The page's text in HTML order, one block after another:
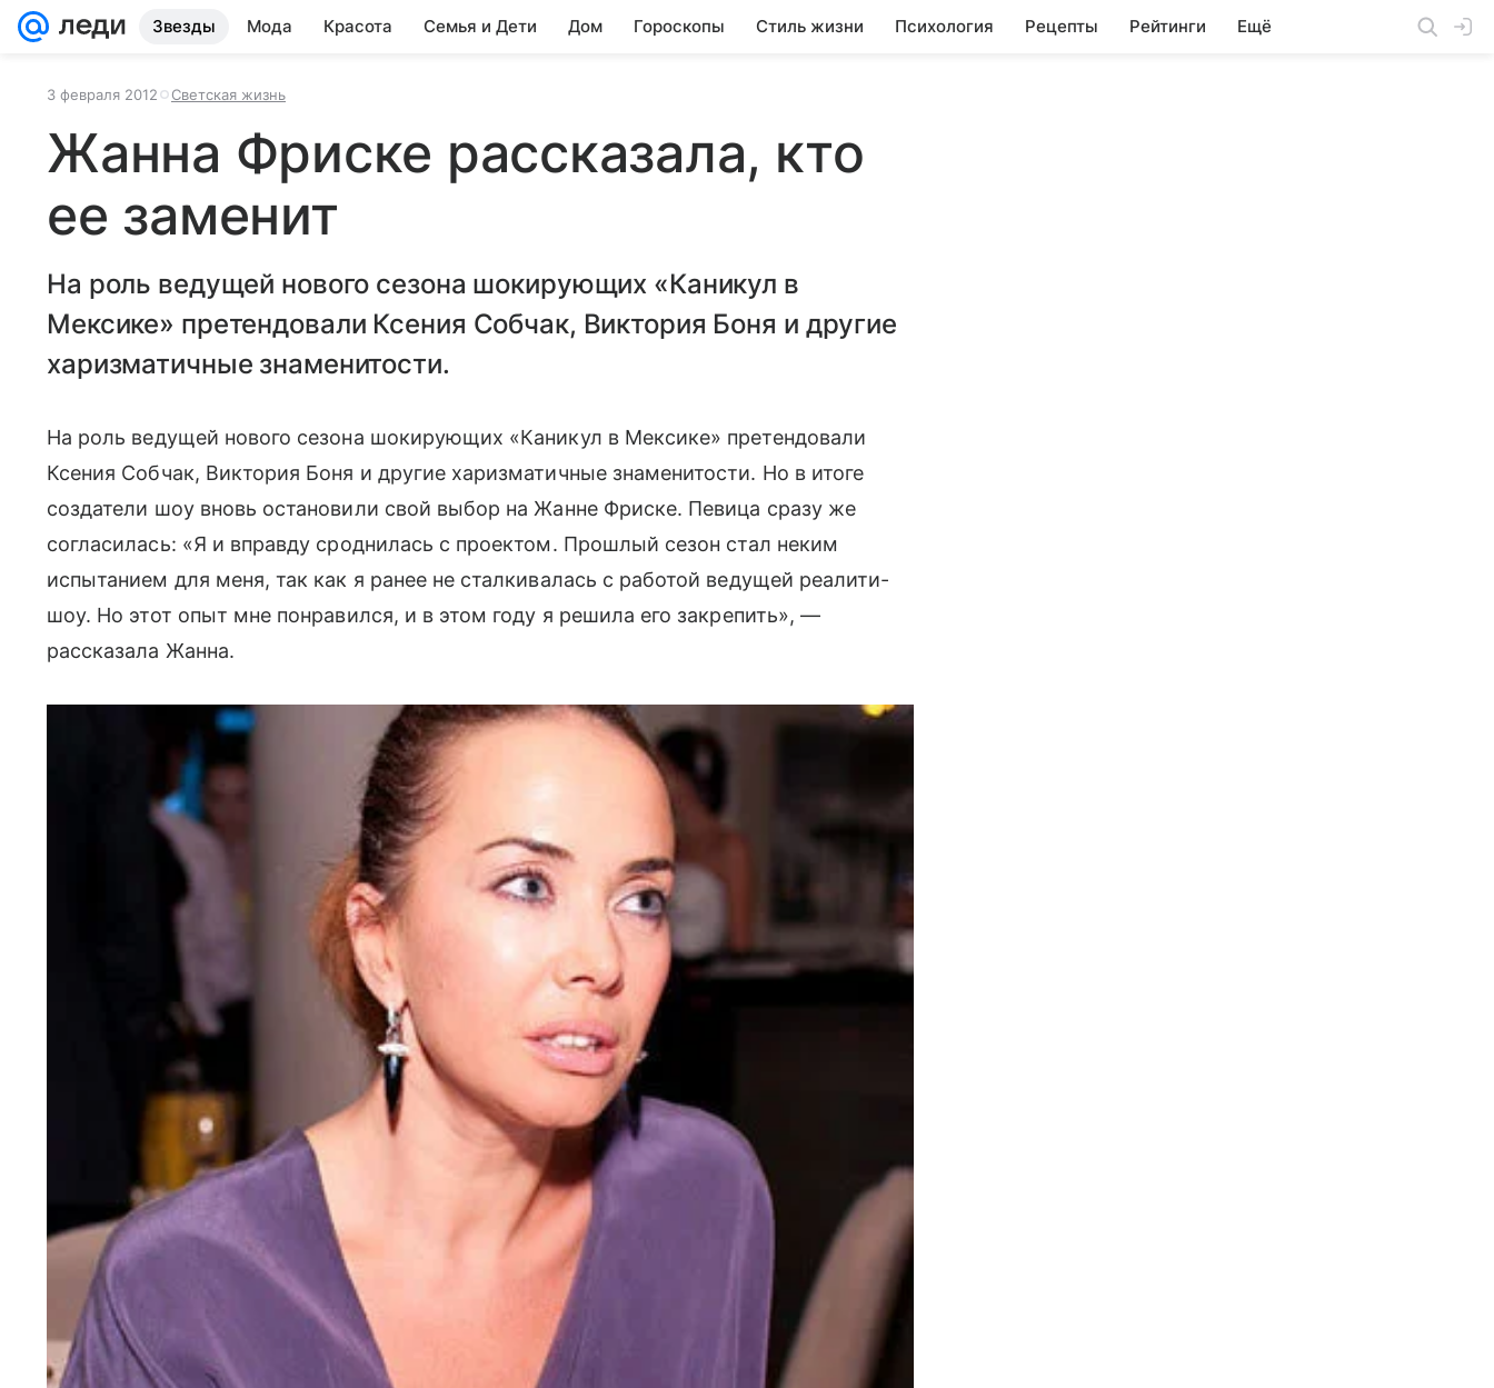
Звезды Мода Красота Семья и Дети Дом Гороскопы Стиль жизни Психология Рецепты Рейтинги Ещё
3 февраля 2012 Светская жизнь
Жанна Фриске рассказала, кто
ее заменит
На роль ведущей нового сезона шокирующих «Каникул в
Мексике» претендовали Ксения Собчак, Виктория Боня и другие
харизматичные знаменитости.
На роль ведущей нового сезона шокирующих «Каникул в Мексике» претендовали
Ксения Собчак, Виктория Боня и другие харизматичные знаменитости. Но в итоге
создатели шоу вновь остановили свой выбор на Жанне Фриске. Певица сразу же
согласилась: «Я и вправду сроднилась с проектом. Прошлый сезон стал неким
испытанием для меня, так как я ранее не сталкивалась с работой ведущей реалити-
шоу. Но этот опыт мне понравился, и в этом году я решила его закрепить», —
рассказала Жанна.